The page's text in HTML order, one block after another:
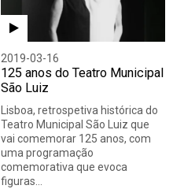
2019-03-16
125 anos do Teatro Municipal
São Luiz
Lisboa, retrospetiva histórica do
Teatro Municipal São Luiz que
vai comemorar 125 anos, com
uma programação
comemorativa que evoca
figuras…